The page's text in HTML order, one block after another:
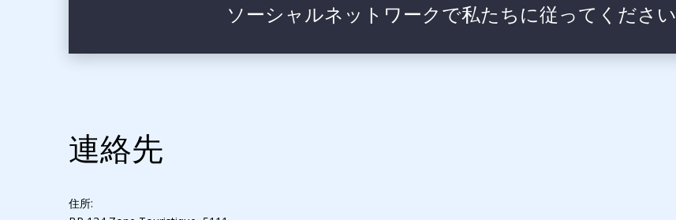
ソーシャルネットワークで私たちに従ってください
連絡先
住所: